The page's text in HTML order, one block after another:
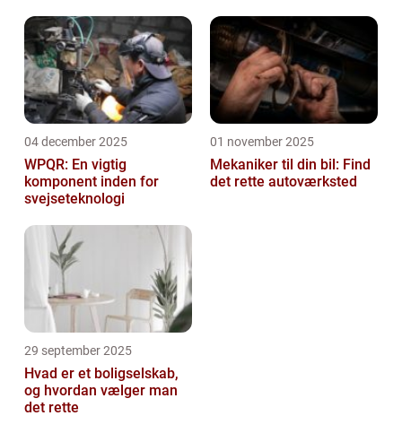
04 december 2025
WPQR: En vigtig
komponent inden for
svejseteknologi
01 november 2025
Mekaniker til din bil: Find
det rette autoværksted
29 september 2025
Hvad er et boligselskab,
og hvordan vælger man
det rette